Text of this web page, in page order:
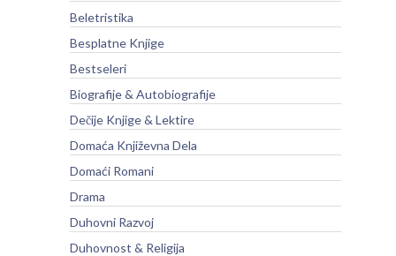
Beletristika
Besplatne Knjige
Bestseleri
Biografije & Autobiografije
Dečije Knjige & Lektire
Domaća Književna Dela
Domaći Romani
Drama
Duhovni Razvoj
Duhovnost & Religija